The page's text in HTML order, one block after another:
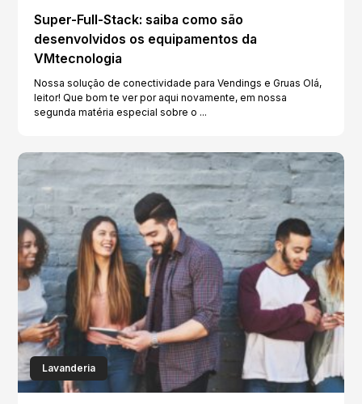
Super-Full-Stack: saiba como são
desenvolvidos os equipamentos da
VMtecnologia
Nossa solução de conectividade para Vendings e Gruas Olá,
leitor! Que bom te ver por aqui novamente, em nossa
segunda matéria especial sobre o ...
Lavanderia